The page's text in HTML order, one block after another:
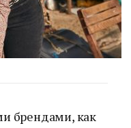
брендами, как